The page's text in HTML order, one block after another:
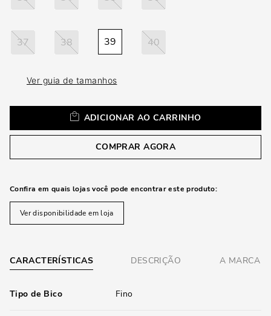
37 38 39 40
Ver guia de tamanhos
ADICIONAR AO CARRINHO
COMPRAR AGORA
Confira em quais lojas você pode encontrar este produto:
Ver disponibilidade em loja
CARACTERÍSTICAS DESCRIÇÃO A MARCA
Tipo de Bico Fino